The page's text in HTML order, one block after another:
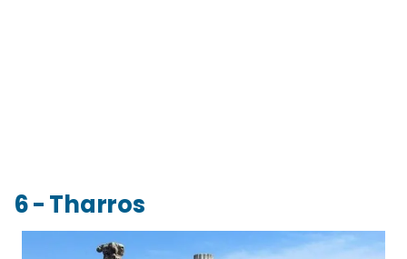
6 - Tharros